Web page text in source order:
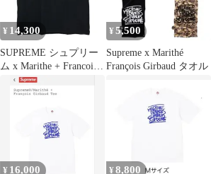
¥ 14,300
SUPREME シュプリー
ム x Marithe + Francois
Girbaud マリテ フラン
ソワ ジルボー 25SS
ショートスリーブ カッ
トソー 半袖 サイズXL
¥ 5,500
Supreme x Marithé
François Girbaud タオル
¥ 16,000 ¥ 8,800